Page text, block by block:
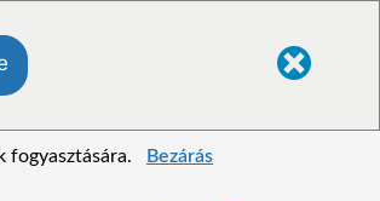
fogyasztására. Bezárás